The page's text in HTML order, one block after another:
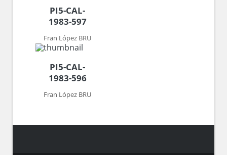
PI5-CAL-
1983-597
Fran López BRU
PI5-CAL-
1983-596
Fran López BRU